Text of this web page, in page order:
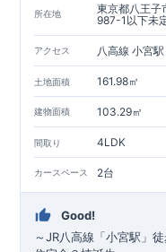
所在地
東京都八王子
987-1以下未
アクセス 八高線 小宮
土地面積 161.98㎡
建物面積 103.29㎡
間取り 4LDK
カースペース 2台
Good!
～JR八高線「小宮駅」